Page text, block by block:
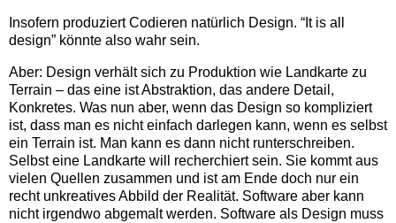
Insofern produziert Codieren natürlich Design. “It is all
design” könnte also wahr sein.
Aber: Design verhält sich zu Produktion wie Landkarte zu
Terrain – das eine ist Abstraktion, das andere Detail,
Konkretes. Was nun aber, wenn das Design so kompliziert
ist, dass man es nicht einfach darlegen kann, wenn es selbst
ein Terrain ist. Man kann es dann nicht runterschreiben.
Selbst eine Landkarte will recherchiert sein. Sie kommt aus
vielen Quellen zusammen und ist am Ende doch nur ein
recht unkreatives Abbild der Realität. Software aber kann
nicht irgendwo abgemalt werden. Software als Design muss